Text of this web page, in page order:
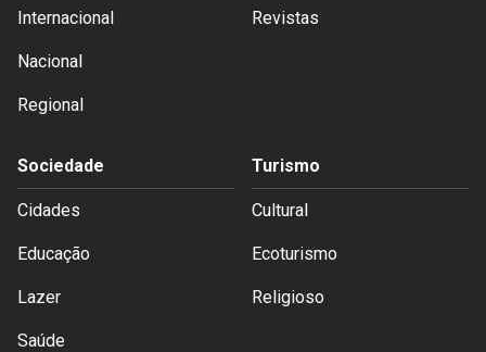
Internacional
Nacional
Regional
Revistas
Sociedade
Cidades
Educação
Lazer
Saúde
Turismo
Cultural
Ecoturismo
Religioso